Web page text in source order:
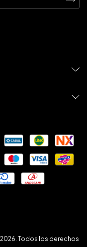
Todos los derechos